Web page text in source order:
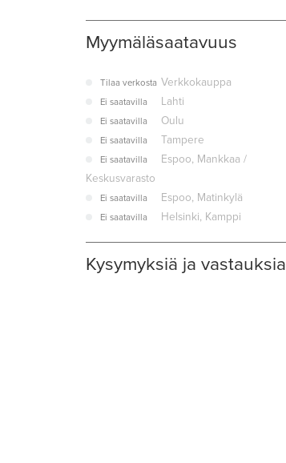
Myymäläsaatavuus
Tilaa verkosta Verkkokauppa
Ei saatavilla Lahti
Ei saatavilla Oulu
Ei saatavilla Tampere
Ei saatavilla
Espoo, Mankkaa /
Keskusvarasto
Ei saatavilla Espoo, Matinkylä
Ei saatavilla Helsinki, Kamppi
Kysymyksiä ja vastauksia